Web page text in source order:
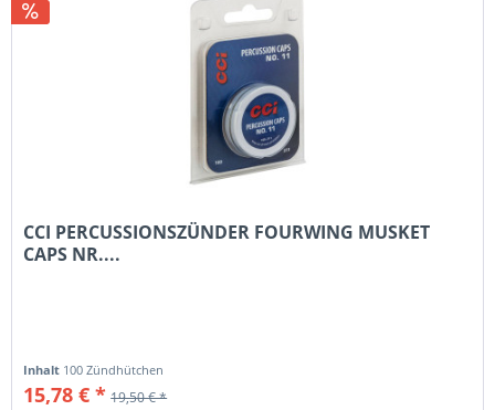
CCI PERCUSSIONSZÜNDER FOURWING MUSKET
CAPS NR....
Inhalt 100 Zündhütchen
15,78 € * 19,50 € *